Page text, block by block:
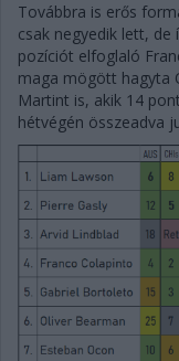
Továbbra is erős
csak negyedik lett,
pozíciót elfoglaló
maga mögött hagyta
Martint is, akik 14
hétvégén összeadva